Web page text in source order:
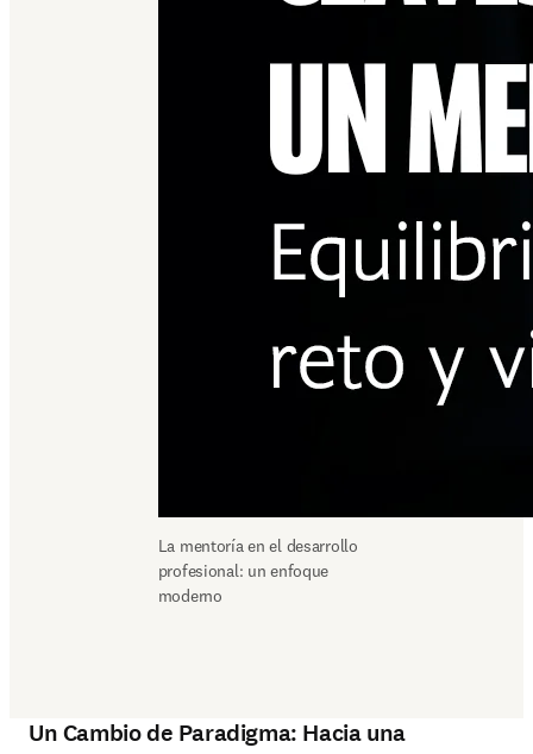
La mentoría en el desarrollo
profesional: un enfoque
moderno
Un Cambio de Paradigma: Hacia una